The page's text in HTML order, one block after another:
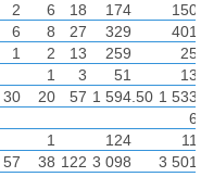
2 6 18 174
150
6 8 27 329
401
1 2 13 259
25
1 3 51
13
30 20 57 1 594.50 1 533
6
1 124
11
57 38 122 3 098
3 501